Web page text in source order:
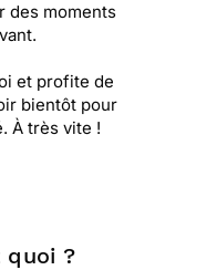
des moments
et profite de
bientôt pour
À très vite !
quoi ?